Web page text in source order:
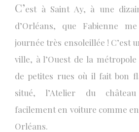
C’est à Saint Ay, à une
d’Orléans, que Fabienne
journée très ensoleillée ! C’est
ville, à l’Ouest de la
de petites rues où il fait bon
situé, l’Atelier du
facilement en voiture comme
Orléans.